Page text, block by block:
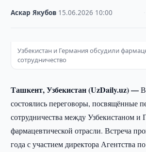
Аскар Якубов 15.06.2026 10:00
Узбекистан и Германия обсудили
сотрудничество
Ташкент, Узбекистан (UzDaily.uz) —
состоялись переговоры, посвящённые
сотрудничества между Узбекистаном и
фармацевтической отрасли. Встреча
года с участием директора Агентства